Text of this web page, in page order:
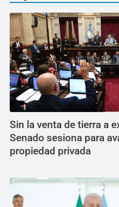
Sin la venta de tierra a
Senado sesiona para
propiedad privada